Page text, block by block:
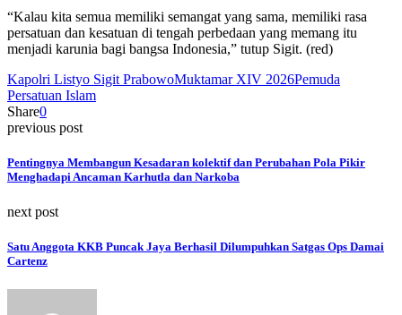
“Kalau kita semua memiliki semangat yang sama, memiliki rasa
persatuan dan kesatuan di tengah perbedaan yang memang itu
menjadi karunia bagi bangsa Indonesia,” tutup Sigit. (red)
Kapolri Listyo Sigit PrabowoMuktamar XIV 2026Pemuda
Persatuan Islam
Share0
previous post
Pentingnya Membangun Kesadaran kolektif dan Perubahan Pola Pikir
Menghadapi Ancaman Karhutla dan Narkoba
next post
Satu Anggota KKB Puncak Jaya Berhasil Dilumpuhkan Satgas Ops Damai
Cartenz